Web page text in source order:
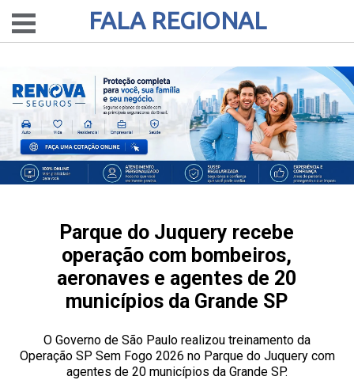
FALA REGIONAL
Parque do Juquery recebe
operação com bombeiros,
aeronaves e agentes de 20
municípios da Grande SP
O Governo de São Paulo realizou treinamento da
Operação SP Sem Fogo 2026 no Parque do Juquery com
agentes de 20 municípios da Grande SP.